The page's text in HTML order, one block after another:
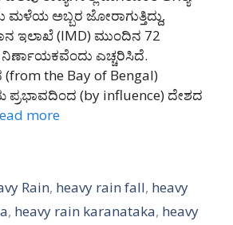
ಮಳೆಯ ಅಬ್ಬರ ಜೋರಾಗುತ್ತಿದ್ದು,
ಇಲಾಖೆ (IMD) ಮುಂದಿನ 72
ನಿರ್ಣಾಯಕವೆಂದು ಎಚ್ಚರಿಸಿದೆ.
the Bay of Bengal)
ಪ್ರಭಾವದಿಂದ (by influence) ದೇಶದ
more
Rain, heavy rain fall, heavy
, heavy rain karanataka, heavy